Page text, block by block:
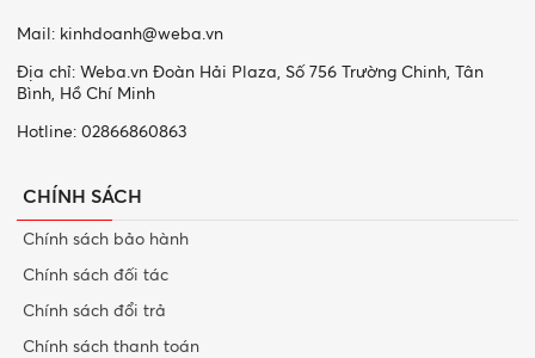
Mail: kinhdoanh@weba.vn
Địa chỉ: Weba.vn Đoàn Hải Plaza, Số 756 Trường Chinh, Tân
Bình, Hồ Chí Minh
Hotline: 02866860863
CHÍNH SÁCH
Chính sách bảo hành
Chính sách đối tác
Chính sách đổi trả
Chính sách thanh toán